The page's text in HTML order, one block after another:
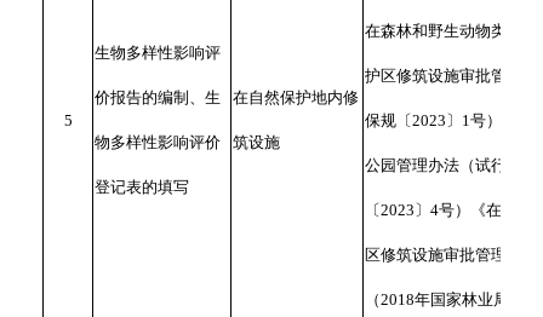
5
生物多样性影响评
价报告的编制、生
物多样性影响评价
登记表的填写
在自然保护地内修
筑设施
在森林和野生动物类型国
护区修筑设施审批管理的
保规〔2023〕1号）、《
公园管理办法（试行）》
〔2023〕4号）《在国家
区修筑设施审批管理暂行
（2018年国家林业局令